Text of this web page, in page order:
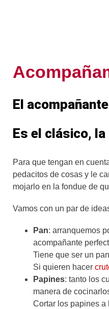
El
Es el clásico,
Para que tengan en
pedacitos de cosas y le
mojarlo en la fondue de
Vamos con un par de
Pan: arranquemos
acompañante
Tiene que ser un
Si quieren hacer
Papines: tanto los
manera de
Cortar los papines a